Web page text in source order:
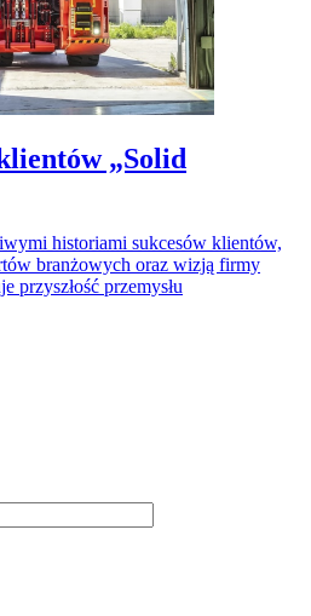
„Solid
historiami sukcesów klientów,
branżowych oraz wizją firmy
przyszłość przemysłu